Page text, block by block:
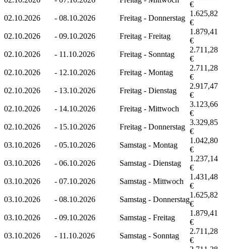
€
02.10.2026
- 08.10.2026 Freitag - Donnerstag
1.625,82
€
02.10.2026
- 09.10.2026 Freitag - Freitag
1.879,41
€
02.10.2026
- 11.10.2026 Freitag - Sonntag
2.711,28
€
02.10.2026
- 12.10.2026 Freitag - Montag
2.711,28
€
02.10.2026
- 13.10.2026 Freitag - Dienstag
2.917,47
€
02.10.2026
- 14.10.2026 Freitag - Mittwoch
3.123,66
€
02.10.2026
- 15.10.2026 Freitag - Donnerstag
3.329,85
€
03.10.2026
- 05.10.2026 Samstag - Montag
1.042,80
€
03.10.2026
- 06.10.2026 Samstag - Dienstag
1.237,14
€
03.10.2026
- 07.10.2026 Samstag - Mittwoch
1.431,48
€
03.10.2026
- 08.10.2026 Samstag - Donnerstag
1.625,82
€
03.10.2026
- 09.10.2026 Samstag - Freitag
1.879,41
€
03.10.2026
- 11.10.2026 Samstag - Sonntag
2.711,28
€